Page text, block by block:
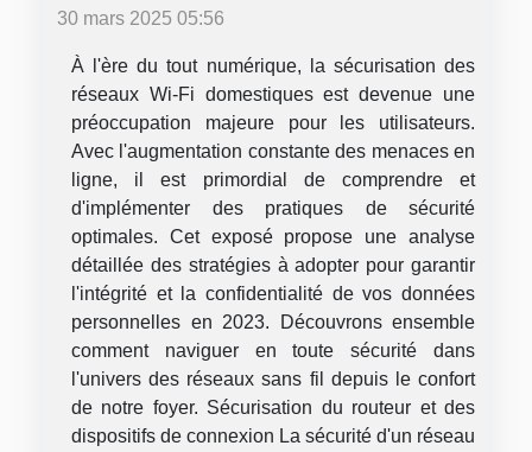
30 mars 2025 05:56
À l'ère du tout numérique, la sécurisation des
réseaux Wi-Fi domestiques est devenue une
préoccupation majeure pour les utilisateurs.
Avec l'augmentation constante des menaces en
ligne, il est primordial de comprendre et
d'implémenter des pratiques de sécurité
optimales. Cet exposé propose une analyse
détaillée des stratégies à adopter pour garantir
l'intégrité et la confidentialité de vos données
personnelles en 2023. Découvrons ensemble
comment naviguer en toute sécurité dans
l'univers des réseaux sans fil depuis le confort
de notre foyer. Sécurisation du routeur et des
dispositifs de connexion La sécurité d'un réseau